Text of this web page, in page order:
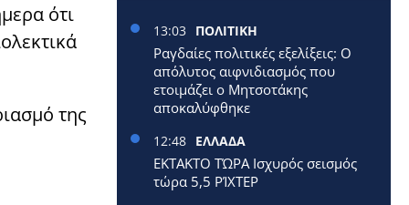
ότι
της
13:03 ΠΟΛΙΤΙΚΗ
Ραγδαίες πολιτικές εξελίξεις: Ο
απόλυτος αιφνιδιασμός που
ετοιμάζει ο Μητσοτάκης
αποκαλύφθηκε
12:48 ΕΛΛΑΔΑ
ΕΚΤΑΚΤΟ ΤΏΡΑ Ισχυρός σεισμός
τώρα 5,5 ΡΊΧΤΕΡ